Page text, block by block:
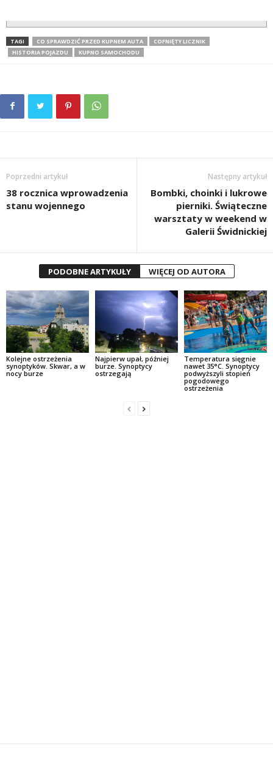
TAGI CO SPRAWDZIĆ PRZED KUPNEM AUTA
COFNIĘTY LICZNIK
HISTORIA POJAZDU
KUPNO SAMOCHODU
Poprzedni artykuł
38 rocznica wprowadzenia
stanu wojennego
Następny artykuł
Bombki, choinki i lukrowe
pierniki. Świąteczne
warsztaty w weekend w
Galerii Świdnickiej
PODOBNE ARTYKUŁY WIĘCEJ OD AUTORA
Kolejne ostrzeżenia
synoptyków. Skwar, a w
nocy burze
Najpierw upał, później
burze. Synoptycy
ostrzegają
Temperatura sięgnie
nawet 35°C. Synoptycy
podwyższyli stopień
pogodowego
ostrzeżenia